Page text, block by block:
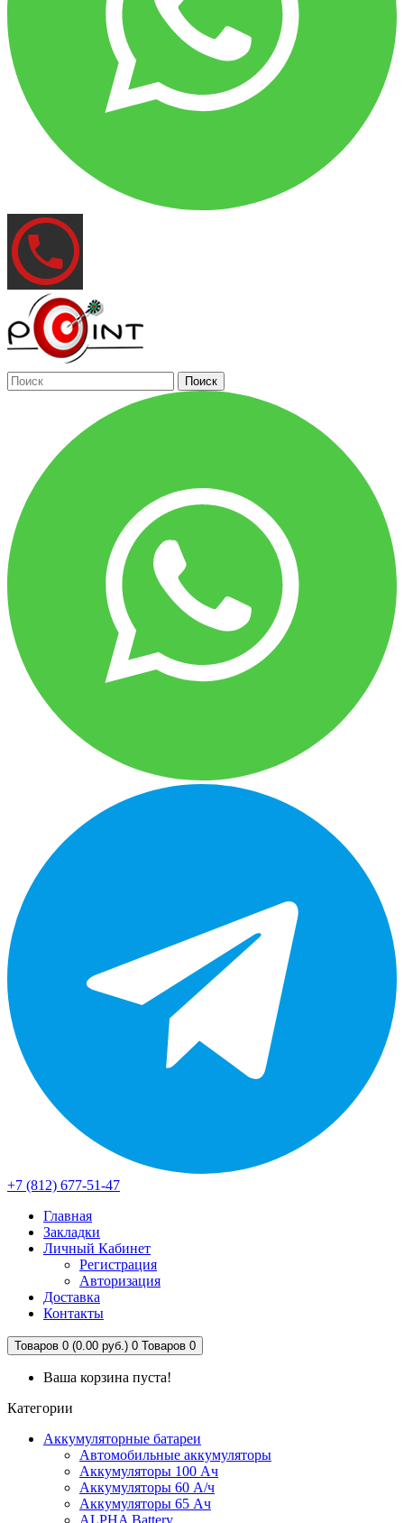
Поиск
+7 (812) 677-51-47
Главная
Закладки
Личный Кабинет
Регистрация
Авторизация
Доставка
Контакты
Товаров 0 (0.00 руб.) 0 Товаров 0
Ваша корзина пуста!
Категории
Аккумуляторные батареи
Автомобильные аккумуляторы
Аккумуляторы 100 Ач
Аккумуляторы 60 А/ч
Аккумуляторы 65 Ач
ALPHA Battery